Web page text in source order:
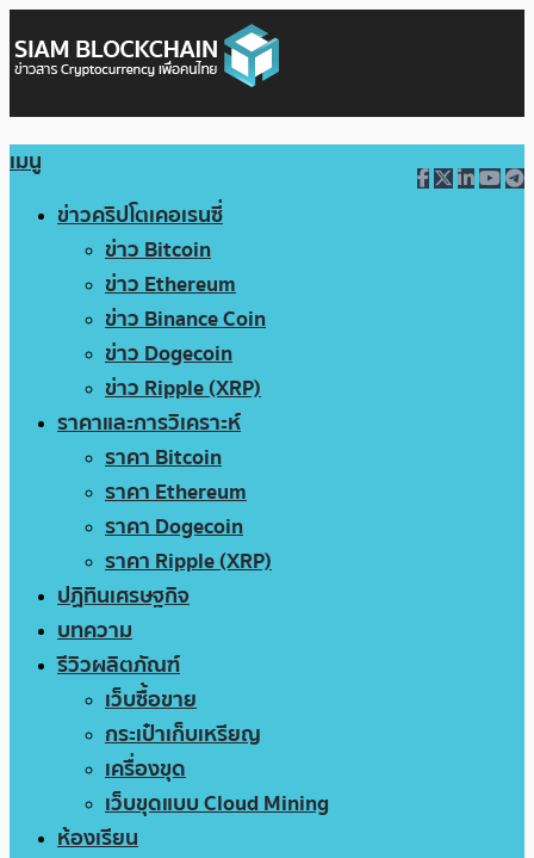
เมนู
ข่าวคริปโตเคอเรนซี่
ข่าว Bitcoin
ข่าว Ethereum
ข่าว Binance Coin
ข่าว Dogecoin
ข่าว Ripple (XRP)
ราคาและการวิเคราะห์
ราคา Bitcoin
ราคา Ethereum
ราคา Dogecoin
ราคา Ripple (XRP)
ปฏิทินเศรษฐกิจ
บทความ
รีวิวผลิตภัณฑ์
เว็บซื้อขาย
กระเป๋าเก็บเหรียญ
เครื่องขุด
เว็บขุดแบบ Cloud Mining
ห้องเรียน